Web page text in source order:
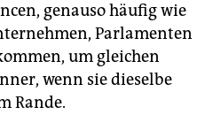
genauso häufig wie
Parlamenten
um gleichen
wenn sie dieselbe
Rande.